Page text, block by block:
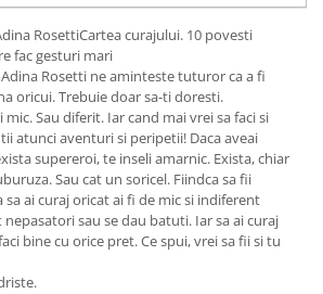
RosettiCartea curajului. 10 povesti
fac gesturi mari
Rosetti ne aminteste tuturor ca a fi
oricui. Trebuie doar sa-ti doresti.
Sau diferit. Iar cand mai vrei sa faci si
atunci aventuri si peripetii! Daca aveai
supereroi, te inseli amarnic. Exista, chiar
Sau cat un soricel. Fiindca sa fii
ai curaj oricat ai fi de mic si indiferent
sau se dau batuti. Iar sa ai curaj
bine cu orice pret. Ce spui, vrei sa fii si tu